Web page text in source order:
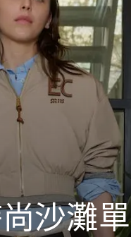
沙灘單